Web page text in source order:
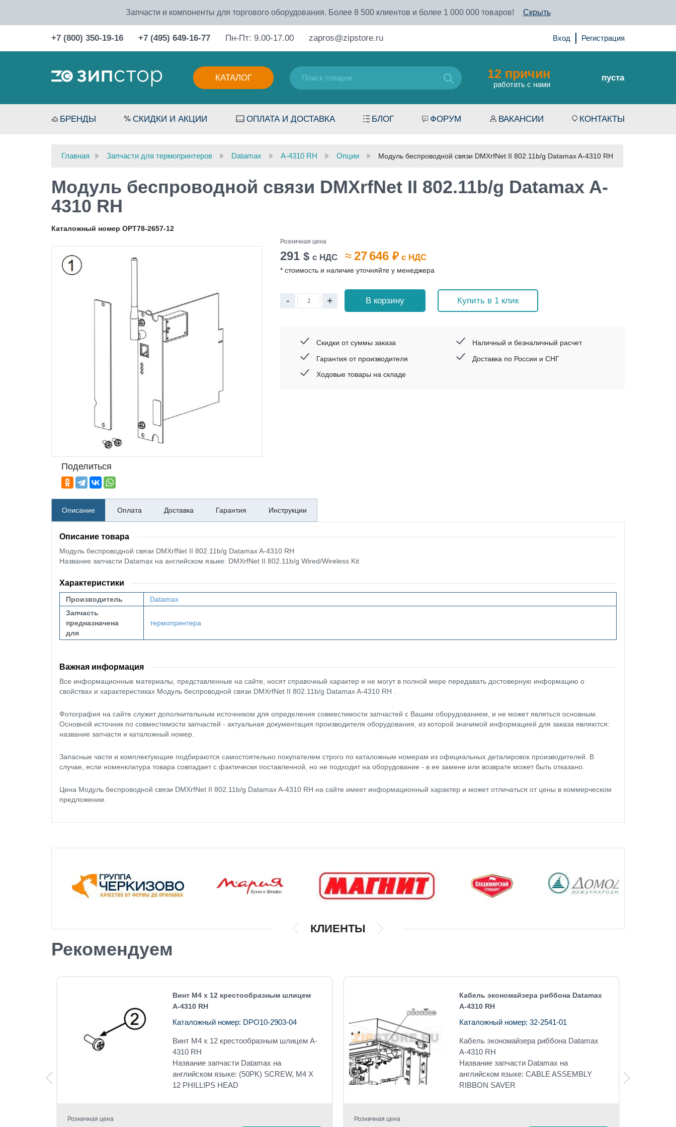
Запчасти и компоненты для торгового оборудования. Более 8 500 клиентов и более 1 000 000 товаров! Скрыть
+7 (800) 350-19-16 +7 (495) 649-16-77 Пн-Пт: 9.00-17.00 zapros@zipstore.ru Вход Регистрация
КАТАЛОГ 12 причин
работать с нами
пуста
БРЕНДЫ СКИДКИ И АКЦИИ ОПЛАТА И ДОСТАВКА БЛОГ ФОРУМ ВАКАНСИИ КОНТАКТЫ
Главная Запчасти для термопринтеров Datamax A-4310 RH Опции Модуль беспроводной связи DMXrfNet II 802.11b/g Datamax A-4310 RH
Модуль беспроводной связи DMXrfNet II 802.11b/g Datamax A-
4310 RH
Каталожный номер OPT78-2657-12
Поделиться
Розничная цена
291 $ с НДС ≈27 646 ₽ с НДС
* стоимость и наличие уточняйте у менеджера
- + В корзину Купить в 1 клик
Скидки от суммы заказа
Гарантия от производителя
Ходовые товары на складе
Наличный и безналичный расчет
Доставка по России и СНГ
Описание Оплата Доставка Гарантия Инструкции
Описание товара
Модуль беспроводной связи DMXrfNet II 802.11b/g Datamax A-4310 RH
Название запчасти Datamax на английском языке: DMXrfNet II 802.11b/g Wired/Wireless Kit
Характеристики
Производитель
Datamax
Запчасть
предназначена
для
термопринтера
Важная информация
Все информационные материалы, представленные на сайте, носят справочный характер и не могут в полной мере передавать достоверную информацию о
свойствах и характеристиках Модуль беспроводной связи DMXrfNet II 802.11b/g Datamax A-4310 RH .
Фотография на сайте служит дополнительным источником для определения совместимости запчастей с Вашим оборудованием, и не может являться основным.
Основной источник по совместимости запчастей - актуальная документация производителя оборудования, из которой значимой информацией для заказа являются:
название запчасти и каталожный номер.
Запасные части и комплектующие подбираются самостоятельно покупателем строго по каталожным номерам из официальных деталировок производителей. В
случае, если номенклатура товара совпадает с фактически поставленной, но не подходит на оборудование - в ее замене или возврате может быть отказано.
Цена Модуль беспроводной связи DMXrfNet II 802.11b/g Datamax A-4310 RH на сайте имеет информационный характер и может отличаться от цены в коммерческом
предложении.
КЛИЕНТЫ
Рекомендуем
Винт М4 х 12 крестообразным шлицем
A-4310 RH
Каталожный номер: DPO10-2903-04
Винт М4 х 12 крестообразным шлицем A-
4310 RH
Название запчасти Datamax на
английском языке: (50PK) SCREW, M4 X
12 PHILLIPS HEAD
Розничная цена
Кабель экономайзера риббона Datamax
A-4310 RH
Каталожный номер: 32-2541-01
Кабель экономайзера риббонаDatamax
A-4310 RH
Название запчасти Datamax на
английском языке: CABLE ASSEMBLY
RIBBON SAVER
Розничная цена